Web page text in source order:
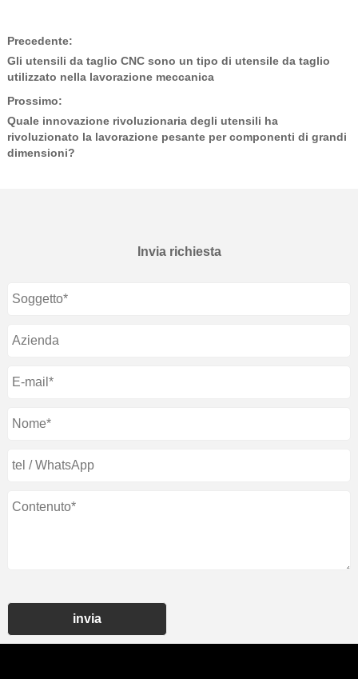
Precedente:
Gli utensili da taglio CNC sono un tipo di utensile da taglio
utilizzato nella lavorazione meccanica
Prossimo:
Quale innovazione rivoluzionaria degli utensili ha
rivoluzionato la lavorazione pesante per componenti di grandi
dimensioni?
Invia richiesta
invia